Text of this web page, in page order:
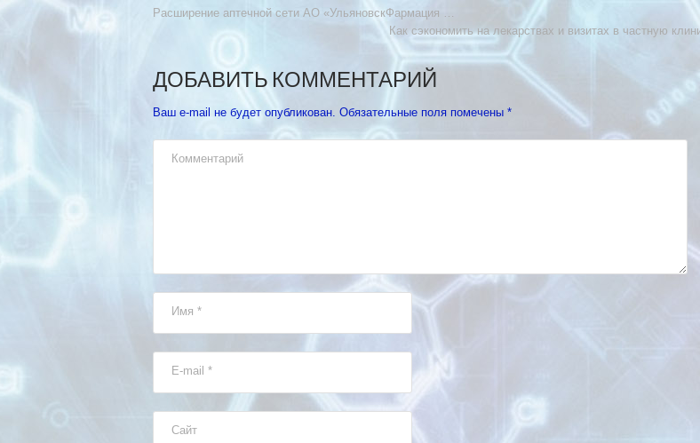
Расширение аптечной сети АО «УльяновскФармация …
Как сэкономить на лекарствах и визитах в частную
ДОБАВИТЬ КОММЕНТАРИЙ
Ваш e-mail не будет опубликован. Обязательные поля помечены *
Комментарий
Имя *
E-mail *
Сайт